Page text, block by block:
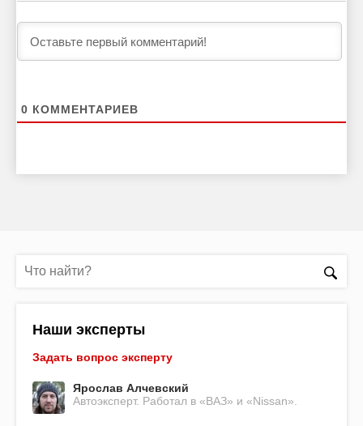
0 КОММЕНТАРИЕВ
Наши эксперты
Задать вопрос эксперту
Ярослав Алчевский
Автоэксперт. Работал в «ВАЗ» и «Nissan».